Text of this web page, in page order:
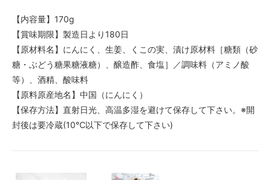
【内容量】170g
【賞味期限】製造日より180日
【原材料名】にんにく、生姜、くこの実、漬け原材料［糖類（砂
糖・ぶどう糖果糖液糖）、醸造酢、食塩］／調味料（アミノ酸
等）、酒精、酸味料
【原料原産地名】中国（にんにく）
【保存方法】直射日光、高温多湿を避けて保存して下さい。※開
封後は要冷蔵(10℃以下で保存して下さい)